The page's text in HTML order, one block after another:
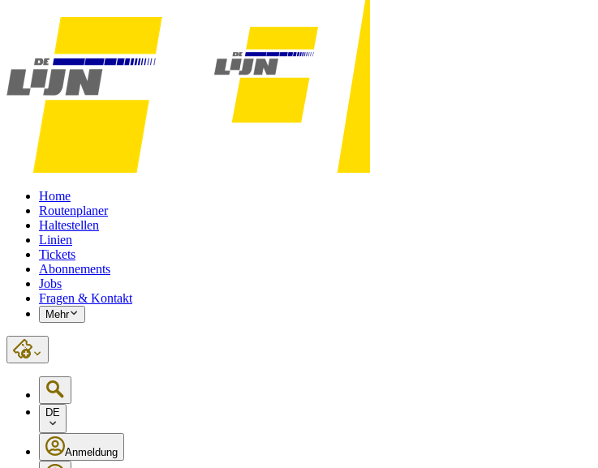
Home
Routenplaner
Haltestellen
Linien
Tickets
Abonnements
Jobs
Fragen & Kontakt
Mehr
DE
Anmeldung